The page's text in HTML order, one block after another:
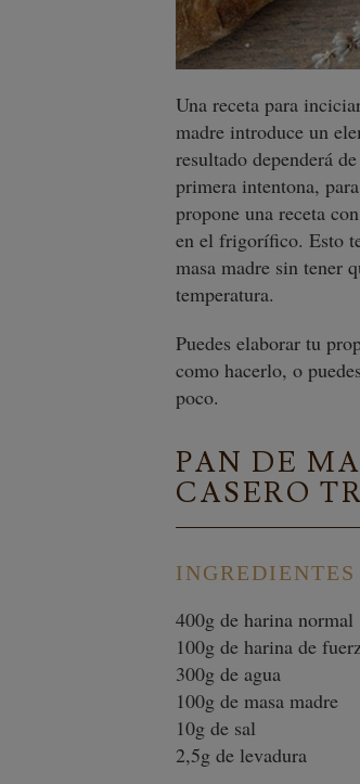
Una receta para
madre introduce un
resultado dependerá
primera intentona,
propone una receta
en el frigorífico. Esto
masa madre sin tener
temperatura.
Puedes elaborar tu
como hacerlo, o
poco.
PAN DE
CASERO
400g de harina normal
100g de harina de
300g de agua
100g de masa madre
10g de sal
2,5g de levadura